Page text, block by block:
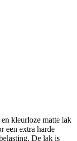
kleurloze matte lak
een extra harde
De lak is